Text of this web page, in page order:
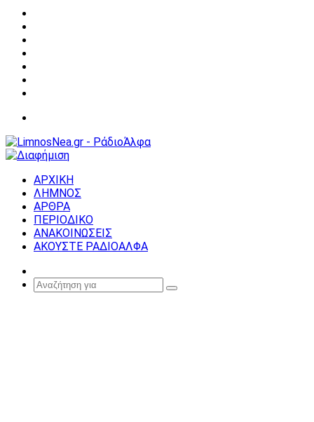
ΑΡΧΙΚΗ
ΛΗΜΝΟΣ
ΑΡΘΡΑ
ΠΕΡΙΟΔΙΚΟ
ΑΝΑΚΟΙΝΩΣΕΙΣ
ΑΚΟΥΣΤΕ ΡΑΔΙΟΑΛΦΑ
Article
Αναζήτηση